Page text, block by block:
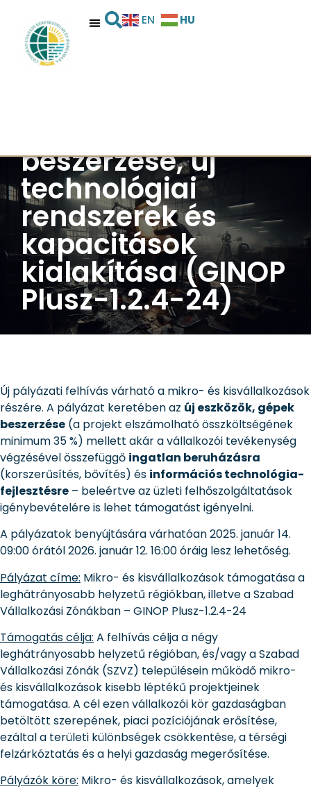
EN HU
Mikro- és
kisvállalkozások
beszerzése, új
technológiai
rendszerek és
kapacitások
kialakítása (GINOP
Plusz-1.2.4-24)
Új pályázati felhívás várható a mikro- és kisvállalkozások
részére. A pályázat keretében az új eszközök, gépek
beszerzése (a projekt elszámolható összköltségének
minimum 35 %) mellett akár a vállalkozói tevékenység
végzésével összefüggő ingatlan beruházásra
(korszerűsítés, bővítés) és információs technológia-
fejlesztésre – beleértve az üzleti felhőszolgáltatások
igénybevételére is lehet támogatást igényelni.
A pályázatok benyújtására várhatóan 2025. január 14.
09:00 órától 2026. január 12. 16:00 óráig lesz lehetőség.
Pályázat címe: Mikro- és kisvállalkozások támogatása a
leghátrányosabb helyzetű régiókban, illetve a Szabad
Vállalkozási Zónákban – GINOP Plusz-1.2.4-24
Támogatás célja: A felhívás célja a négy
leghátrányosabb helyzetű régióban, és/vagy a Szabad
Vállalkozási Zónák (SZVZ) településein működő mikro-
és kisvállalkozások kisebb léptékű projektjeinek
támogatása. A cél ezen vállalkozói kör gazdaságban
betöltött szerepének, piaci pozíciójának erősítése,
ezáltal a területi különbségek csökkentése, a térségi
felzárkóztatás és a helyi gazdaság megerősítése.
Pályázók köre: Mikro- és kisvállalkozások, amelyek